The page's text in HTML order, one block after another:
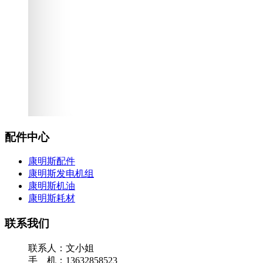
配件中心
康明斯配件
康明斯发电机组
康明斯机油
康明斯耗材
联系我们
联系人：文小姐
手 机：13632858523